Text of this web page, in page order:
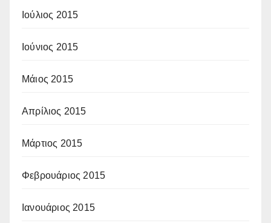
Ιούλιος 2015
Ιούνιος 2015
Μάιος 2015
Απρίλιος 2015
Μάρτιος 2015
Φεβρουάριος 2015
Ιανουάριος 2015